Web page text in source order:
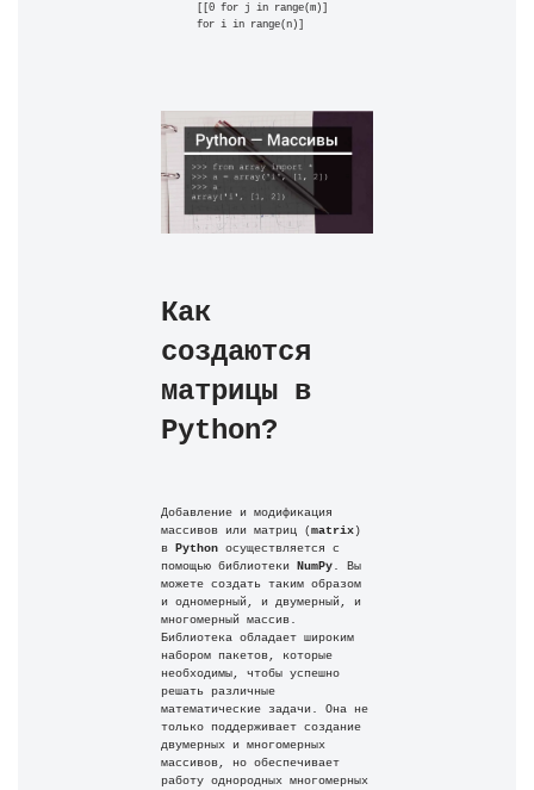
[[0 for j in range(m)]
for i in range(n)]
Как
создаются
матрицы в
Python?
Добавление и модификация
массивов или матриц (matrix)
в Python осуществляется с
помощью библиотеки NumPy. Вы
можете создать таким образом
и одномерный, и двумерный, и
многомерный массив.
Библиотека обладает широким
набором пакетов, которые
необходимы, чтобы успешно
решать различные
математические задачи. Она не
только поддерживает создание
двумерных и многомерных
массивов, но обеспечивает
работу однородных многомерных